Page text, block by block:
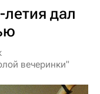
дал
вечеринки"